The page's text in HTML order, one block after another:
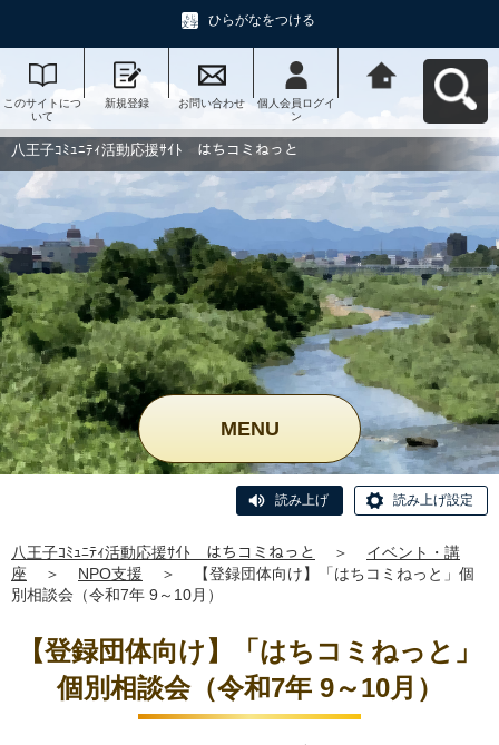
ひらがなをつける
このサイトにつ
いて
新規登録 お問い合わせ
個人会員ログイ
ン
動応援ｻｲﾄ はち
コミねっとへ戻
八王子ｺﾐｭﾆﾃｨ活動応援ｻｲﾄ はちコミねっと
MENU
読み上げ 読み上げ設定
八王子ｺﾐｭﾆﾃｨ活動応援ｻｲﾄ はちコミねっと ＞
イベント・講
座
＞ NPO支援 ＞
【登録団体向け】「はちコミねっと」個
別相談会（令和7年 9～10月）
【登録団体向け】「はちコミねっと」
個別相談会（令和7年 9～10月）